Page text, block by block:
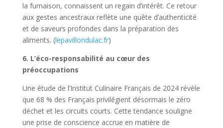
la fumaison, connaissent un regain d’intérêt. Ce retour
aux gestes ancestraux reflète une quête d’authenticité
et de saveurs profondes dans la préparation des
aliments. (lepavillondulac.fr)
6. L’éco-responsabilité au cœur des
préoccupations
Une étude de l’Institut Culinaire Français de 2024 révèle
que 68 % des Français privilégient désormais le zéro
déchet et les circuits courts. Cette tendance souligne
une prise de conscience accrue en matière de